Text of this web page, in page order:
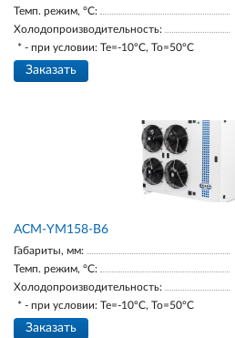
Темп. режим, °С:
Холодопроизводительность:
* - при условии: Te=-10ºC, To=50ºC
Заказать
АСМ-YM158-В6
Габариты, мм:
Темп. режим, °С:
Холодопроизводительность:
* - при условии: Te=-10ºC, To=50ºC
Заказать